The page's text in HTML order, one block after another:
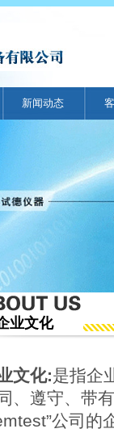
新闻动态
业文化
文化:是指企
、遵守、带
公司